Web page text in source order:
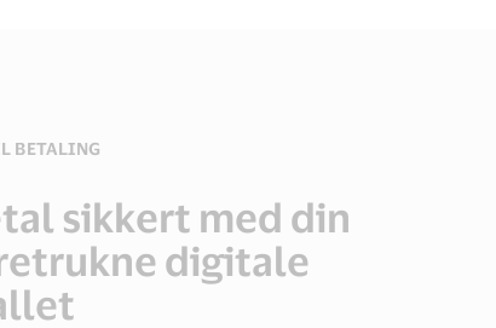
BETALING
sikkert med din
digitale